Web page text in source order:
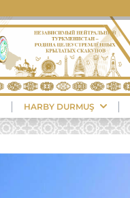
HARBY DURMUŞ